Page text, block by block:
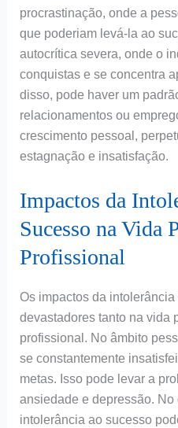
procrastinação, onde a
que poderiam levá-la ao
autocrítica severa, onde o
conquistas e se concentra
disso, pode haver um
relacionamentos ou
crescimento pessoal,
estagnação e insatisfação.
Impactos da
Sucesso na Vida
Profissional
Os impactos da
devastadores tanto na vida
profissional. No âmbito
se constantemente
metas. Isso pode levar a
ansiedade e depressão.
intolerância ao sucesso